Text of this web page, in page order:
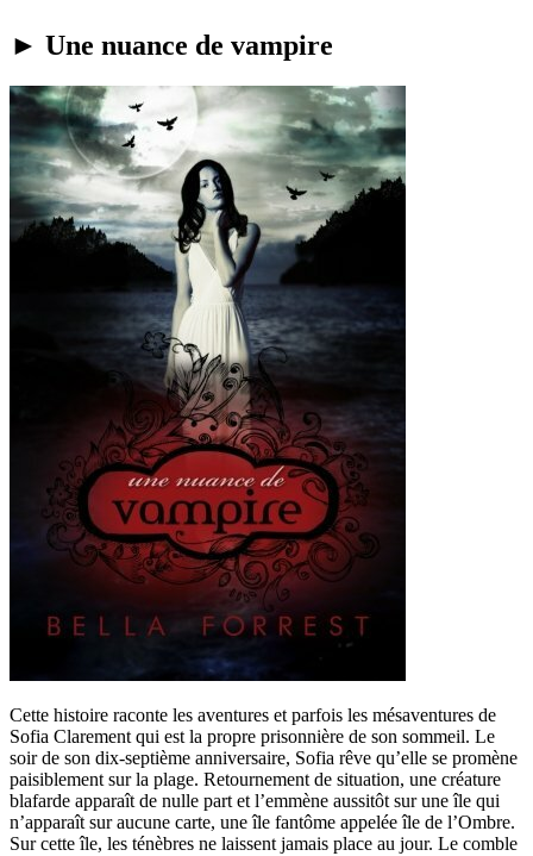
► Une nuance de vampire
Cette histoire raconte les aventures et parfois les mésaventures de
Sofia Clarement qui est la propre prisonnière de son sommeil. Le
soir de son dix-septième anniversaire, Sofia rêve qu’elle se promène
paisiblement sur la plage. Retournement de situation, une créature
blafarde apparaît de nulle part et l’emmène aussitôt sur une île qui
n’apparaît sur aucune carte, une île fantôme appelée île de l’Ombre.
Sur cette île, les ténèbres ne laissent jamais place au jour. Le comble